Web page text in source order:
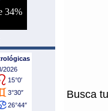
Busca